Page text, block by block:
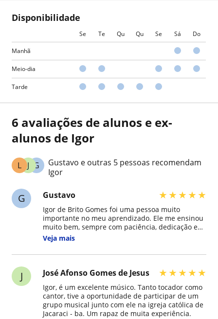
Disponibilidade
Se Te Qu Qu Se Sá Do
Manhã
Meio-dia
Tarde
6 avaliações de alunos e ex-
alunos de Igor
G
J
L
Gustavo e outras 5 pessoas recomendam
Igor
G Gustavo ★★★★★
Igor de Brito Gomes foi uma pessoa muito
importante no meu aprendizado. Ele me ensinou
muito bem, sempre com paciência, dedicação e
vontade de ajudar. Graças a ele, consegui
entender melhor várias coisas que antes
pareciam difíceis. Sou grato por tudo o que
crescimento.
Veja mais
J José Afonso Gomes de Jesus ★★★★★
Igor, é um excelente músico. Tanto tocador como
cantor, tive a oportunidade de participar de um
grupo musical junto com ele na igreja católica de
Jacaraci - ba. Um rapaz de muita experiência.